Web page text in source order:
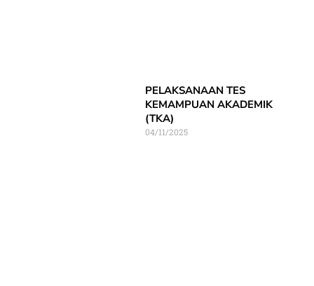
PELAKSANAAN TES
KEMAMPUAN AKADEMIK
(TKA)
04/11/2025